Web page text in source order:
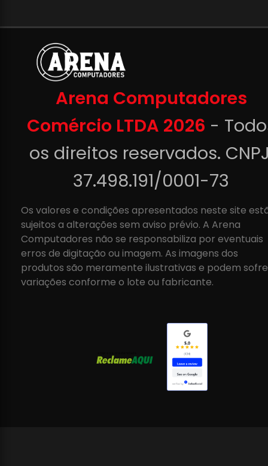
Arena Computadores
Comércio LTDA 2026 -
os direitos reservados.
37.498.191/0001-73
Os valores e condições apresentados neste site
sujeitos a alterações sem aviso prévio. A Arena
Computadores não se responsabiliza por eventuais
erros de digitação ou imagem. As imagens dos
produtos são meramente ilustrativas e podem
variações conforme o lote ou fabricante.